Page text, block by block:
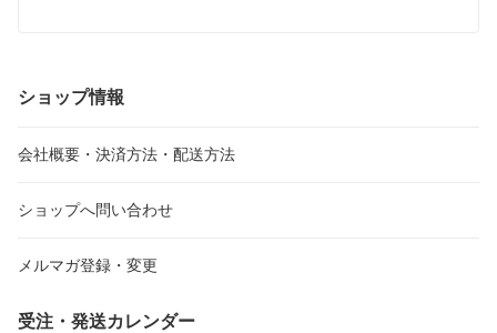
ショップ情報
会社概要・決済方法・配送方法
ショップへ問い合わせ
メルマガ登録・変更
受注・発送カレンダー